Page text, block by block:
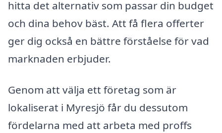
hitta det alternativ som passar din budget
och dina behov bäst. Att få flera offerter
ger dig också en bättre förståelse för vad
marknaden erbjuder.
Genom att välja ett företag som är
lokaliserat i Myresjö får du dessutom
fördelarna med att arbeta med proffs